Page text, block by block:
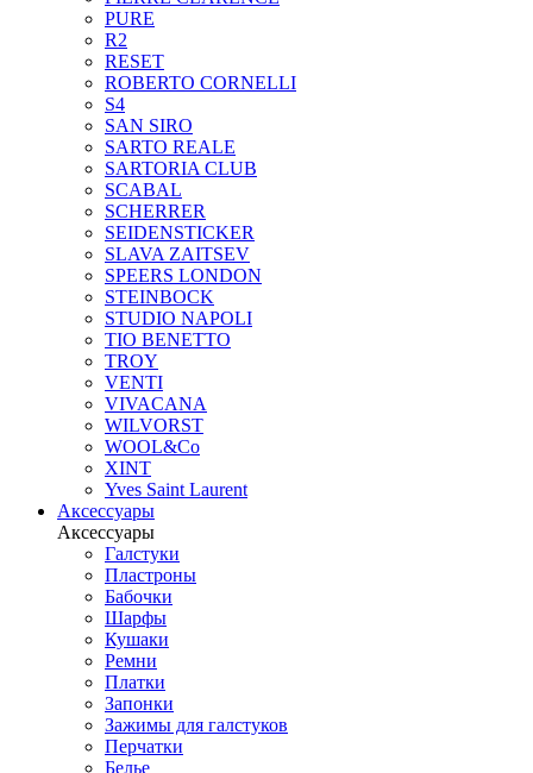
PURE
R2
RESET
ROBERTO CORNELLI
S4
SAN SIRO
SARTO REALE
SARTORIA CLUB
SCABAL
SCHERRER
SEIDENSTICKER
SLAVA ZAITSEV
SPEERS LONDON
STEINBOCK
STUDIO NAPOLI
TIO BENETTO
TROY
VENTI
VIVACANA
WILVORST
WOOL&Co
XINT
Yves Saint Laurent
Аксессуары
Аксессуары
Галстуки
Пластроны
Бабочки
Шарфы
Кушаки
Ремни
Платки
Запонки
Зажимы для галстуков
Перчатки
Белье